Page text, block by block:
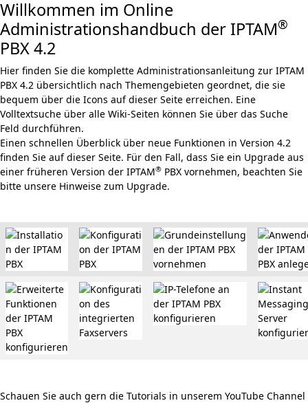
Willkommen im Online
Administrationshandbuch der IPTAM®
PBX 4.2
Hier finden Sie die komplette Administrationsanleitung zur IPTAM
PBX 4.2 übersichtlich nach Themengebieten geordnet, die sie
bequem über die Icons auf dieser Seite erreichen. Eine
Volltextsuche über alle Wiki-Seiten können Sie über das Suche
Feld durchführen.
Einen schnellen Überblick über neue Funktionen in Version 4.2
finden Sie auf dieser Seite. Für den Fall, dass Sie ein Upgrade aus
einer früheren Version der IPTAM® PBX vornehmen, beachten Sie
bitte unsere Hinweise zum Upgrade.
Schauen Sie auch gern die Tutorials in unserem YouTube Channel